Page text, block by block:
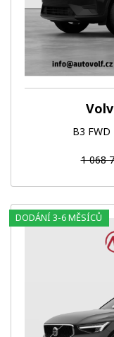
B3 FWD
1 068
DODÁNÍ 3-6 MĚSÍCŮ